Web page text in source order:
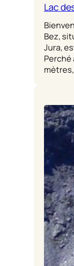
Lac
Bez,
Jura,
Perché